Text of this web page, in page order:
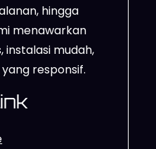
hingga
menawarkan
mudah,
responsif.